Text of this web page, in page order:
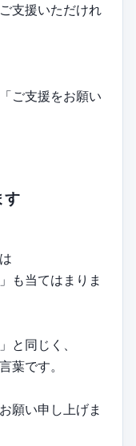
支援いただけれ
ご支援をお願い
す
も当てはまりま
と同じく、
葉です。
願い申し上げま